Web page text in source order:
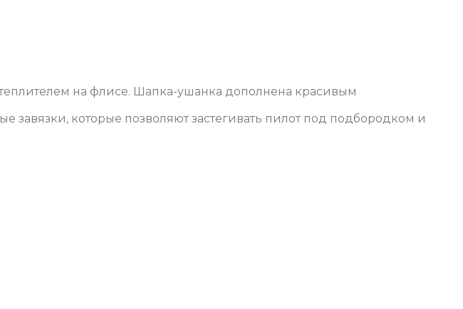
на флисе. Шапка-ушанка дополнена красивым
которые позволяют застегивать пилот под подбородком и